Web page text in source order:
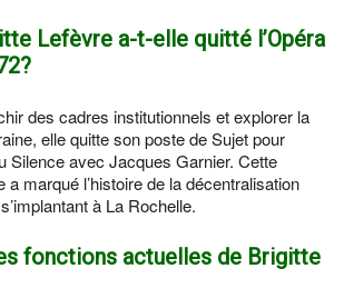
Lefèvre a-t-elle quitté l’Opéra
des cadres institutionnels et explorer la
elle quitte son poste de Sujet pour
Silence avec Jacques Garnier. Cette
a marqué l’histoire de la décentralisation
à La Rochelle.
fonctions actuelles de Brigitte